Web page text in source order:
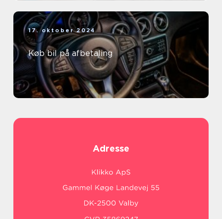
17. oktober 2024
Køb bil på afbetaling
Adresse